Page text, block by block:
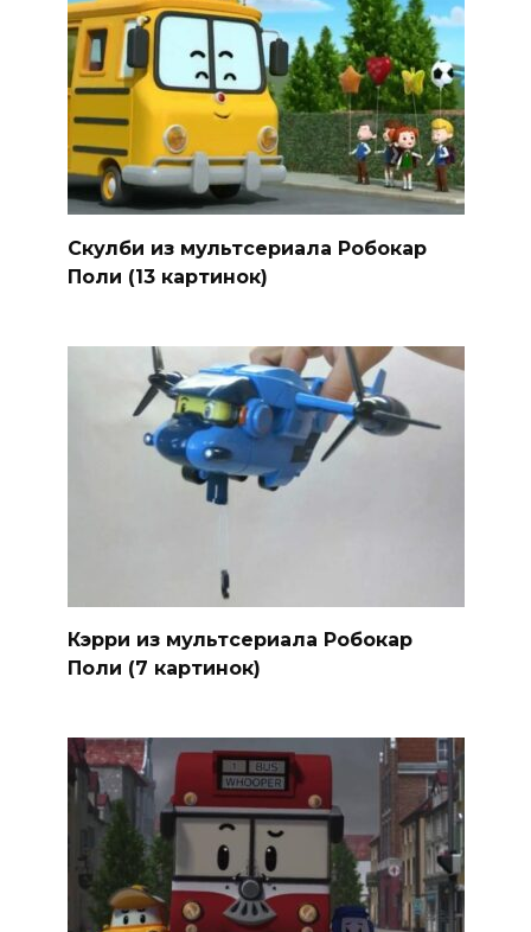
Скулби из мультсериала Робокар
Поли (13 картинок)
Кэрри из мультсериала Робокар
Поли (7 картинок)